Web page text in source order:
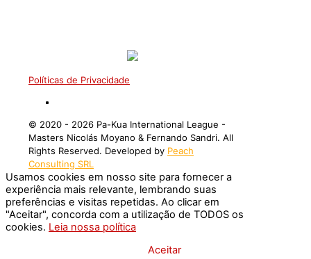
Políticas de Privacidade
©️ 2020 - 2026 Pa-Kua International League -
Masters Nicolás Moyano & Fernando Sandri. All
Rights Reserved. Developed by Peach
Consulting SRL
Usamos cookies em nosso site para fornecer a
experiência mais relevante, lembrando suas
preferências e visitas repetidas. Ao clicar em
"Aceitar", concorda com a utilização de TODOS os
cookies. Leia nossa política
Aceitar